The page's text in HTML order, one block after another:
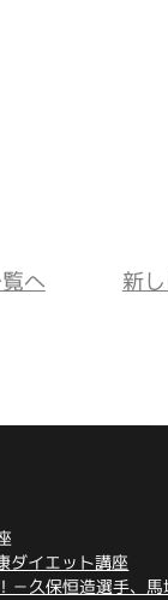
へ 新
ダイエット講座
－久保恒造選手、馬